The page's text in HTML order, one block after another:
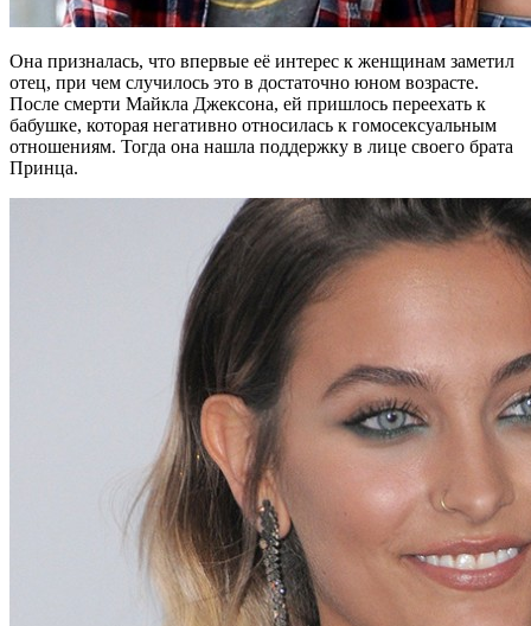
Она призналась, что впервые её интерес к женщинам заметил
отец, при чем случилось это в достаточно юном возрасте.
После смерти Майкла Джексона, ей пришлось переехать к
бабушке, которая негативно относилась к гомосексуальным
отношениям. Тогда она нашла поддержку в лице своего брата
Принца.